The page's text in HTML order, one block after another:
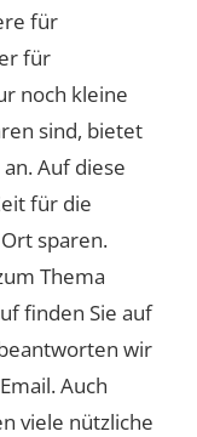
für
für
noch kleine
sind, bietet
Auf diese
für die
sparen.
Thema
finden Sie auf
wir
Auch
viele nützliche